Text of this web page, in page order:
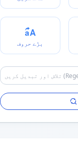
بڑے حروف